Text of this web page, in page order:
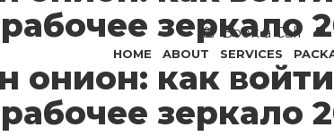
Book a Call
HOME ABOUT SERVICES
зеркало
онион: как
зеркало